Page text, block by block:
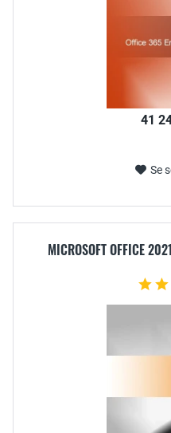
41
Se
MICROSOFT OFFICE